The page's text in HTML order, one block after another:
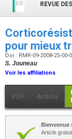
REVUE
pour mieux
Doi : RMR-09-2008-25-00-
S. Jouneau
Voir les affiliations
PDF Article
Bienvenue
Article